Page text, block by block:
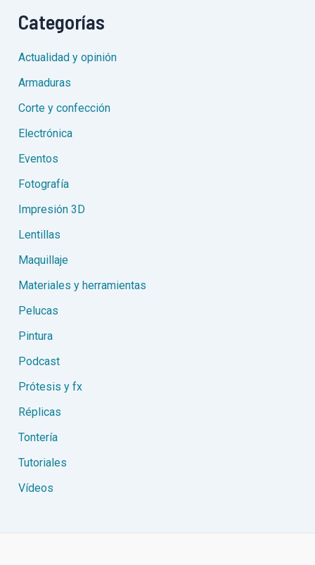
Categorías
Actualidad y opinión
Armaduras
Corte y confección
Electrónica
Eventos
Fotografía
Impresión 3D
Lentillas
Maquillaje
Materiales y herramientas
Pelucas
Pintura
Podcast
Prótesis y fx
Réplicas
Tontería
Tutoriales
Vídeos